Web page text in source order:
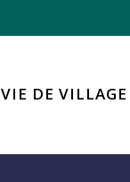
VIE DE VILLAGE